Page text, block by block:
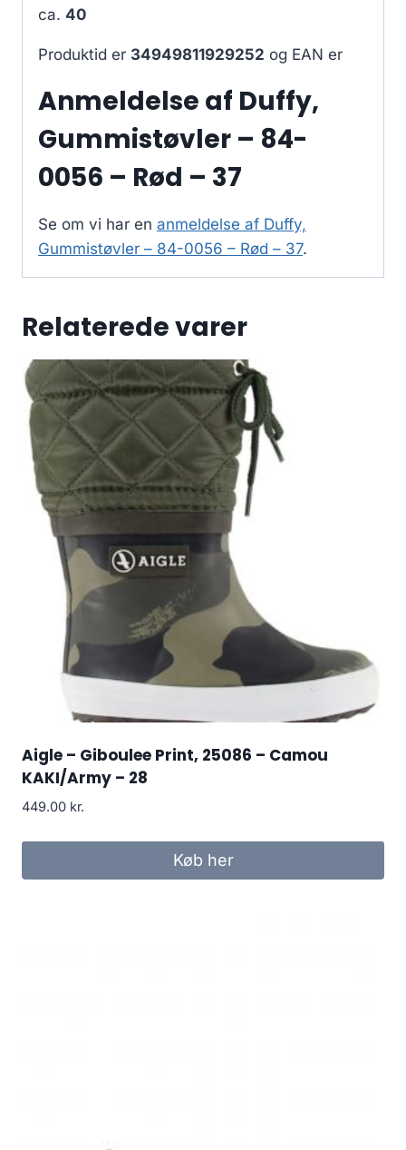
ca. 40
Produktid er 34949811929252 og EAN er
Anmeldelse af Duffy,
Gummistøvler – 84-
0056 – Rød – 37
Se om vi har en anmeldelse af Duffy,
Gummistøvler – 84-0056 – Rød – 37.
Relaterede varer
Aigle – Giboulee Print, 25086 – Camou
KAKI/Army – 28
449.00 kr.
Køb her